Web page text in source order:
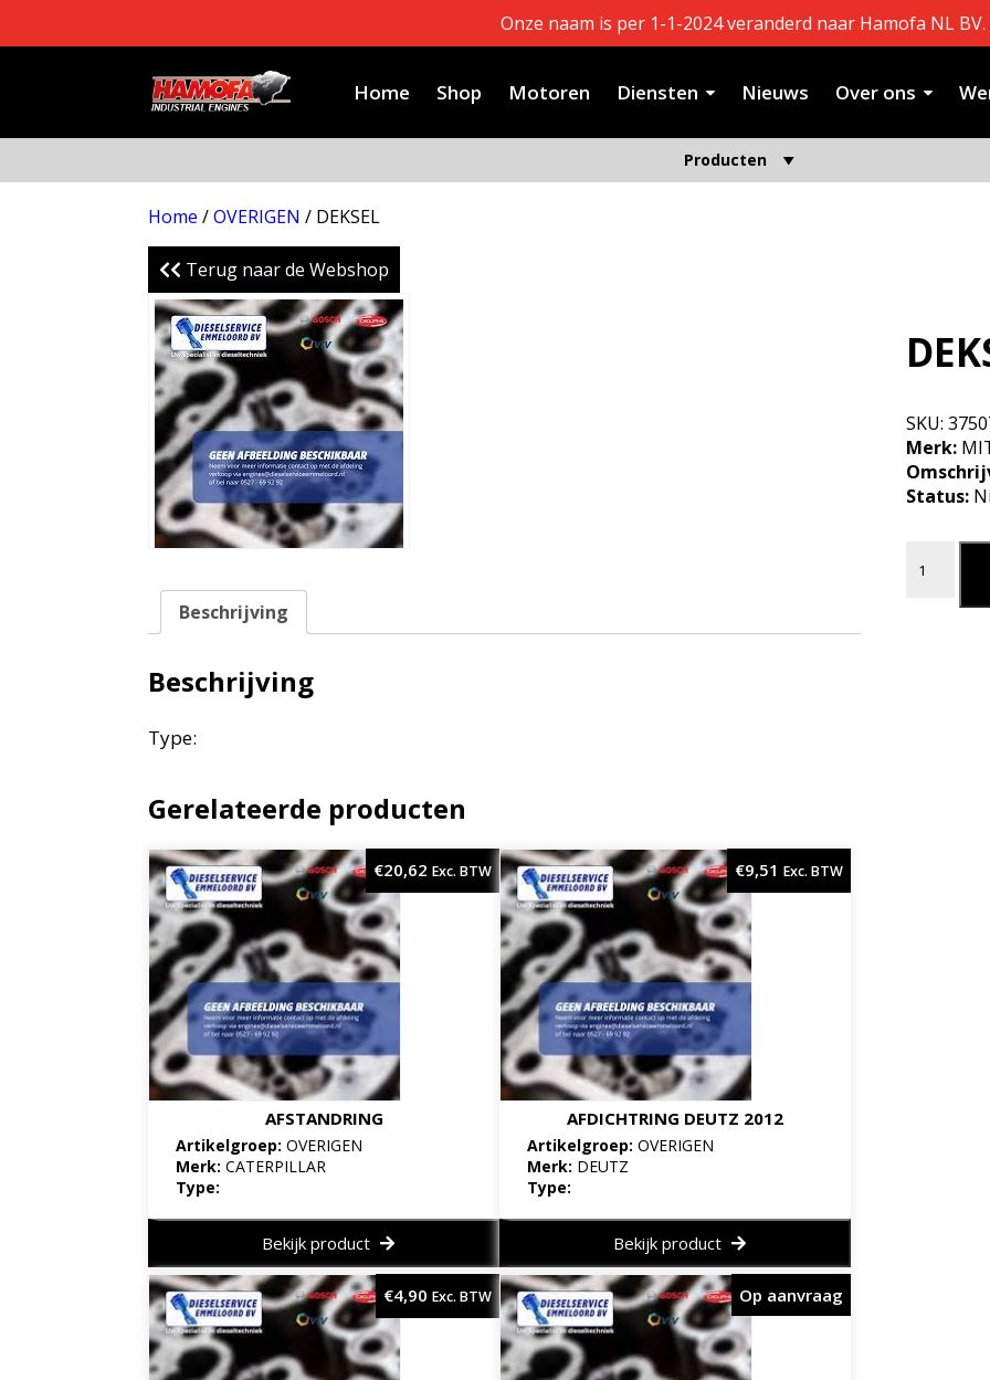
Onze naam is per 1-1-2024 veranderd naar Hamofa NL BV.
Home Shop Motoren Diensten Nieuws Over ons
Producten
Home /OVERIGEN / DEKSEL
Terug naar de Webshop
Beschrijving
Beschrijving
Type:
Gerelateerde producten
AFSTANDRING
Artikelgroep:OVERIGEN
Merk:CATERPILLAR
Type:
€20,62 Exc. BTW
Bekijk product
AFDICHTRING DEUTZ 2012
Artikelgroep:OVERIGEN
Merk: DEUTZ
Type:
€9,51 Exc. BTW
Bekijk product
€4,90 Exc. BTW Op aanvraag
SKU:
Merk:
Status: